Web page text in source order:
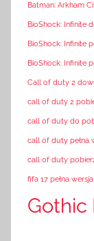
Batman: Arkham
BioShock: Infinite
BioShock: Infinite
BioShock: Infinite
Call of duty 2
call of duty 2
call of duty do
call of duty pełna
call of duty
fifa 17 pełna wersja
Gothic